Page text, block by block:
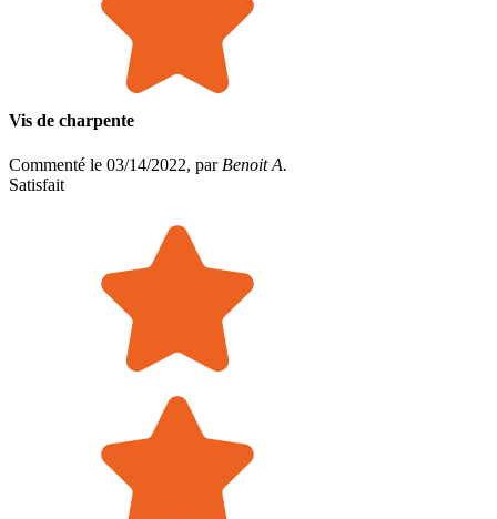
Vis de charpente
Commenté le 03/14/2022, par Benoit A.
Satisfait